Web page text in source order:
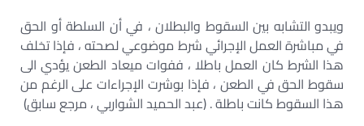
ويبدو التشابه بين السقوط والبطلان ، في أن السلطة أو الحق
في مباشرة العمل الإجرائي شرط موضوعي لصحته ، فإذا تخلف
هذا الشرط كان العمل باطلا ، ففوات ميعاد الطعن يؤدي الى
سقوط الحق في الطعن ، فإذا بوشرت الإجراءات على الرغم من
هذا السقوط كانت باطلة . (عبد الحميد الشواربي ، مرجع سابق)